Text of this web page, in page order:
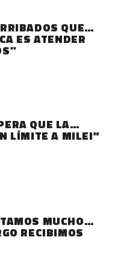
QUE
ES ATENDER
QUE LA
LÍMITE A MILEI”
MUCHO
RECIBIMOS